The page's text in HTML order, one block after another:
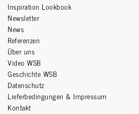
Inspiration Lookbook
Newsletter
News
Referenzen
Über uns
Video WSB
Geschichte WSB
Datenschutz
Lieferbedingungen & Impressum
Kontakt